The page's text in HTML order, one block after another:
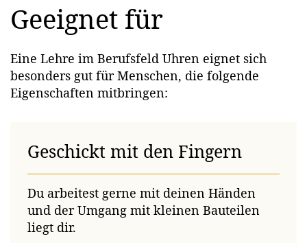
Geeignet für
Eine Lehre im Berufsfeld Uhren eignet sich
besonders gut für Menschen, die folgende
Eigenschaften mitbringen:
Geschickt mit den Fingern
Du arbeitest gerne mit deinen Händen
und der Umgang mit kleinen Bauteilen
liegt dir.